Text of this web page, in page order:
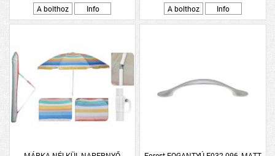
A bolthoz
Info
A bolthoz
Info